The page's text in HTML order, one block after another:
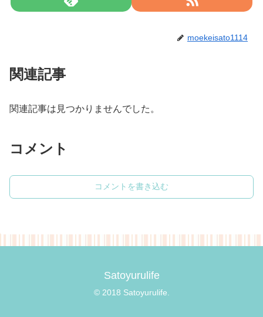
moekeisato1114
関連記事
関連記事は見つかりませんでした。
コメント
コメントを書き込む
Satoyurulife
© 2018 Satoyurulife.